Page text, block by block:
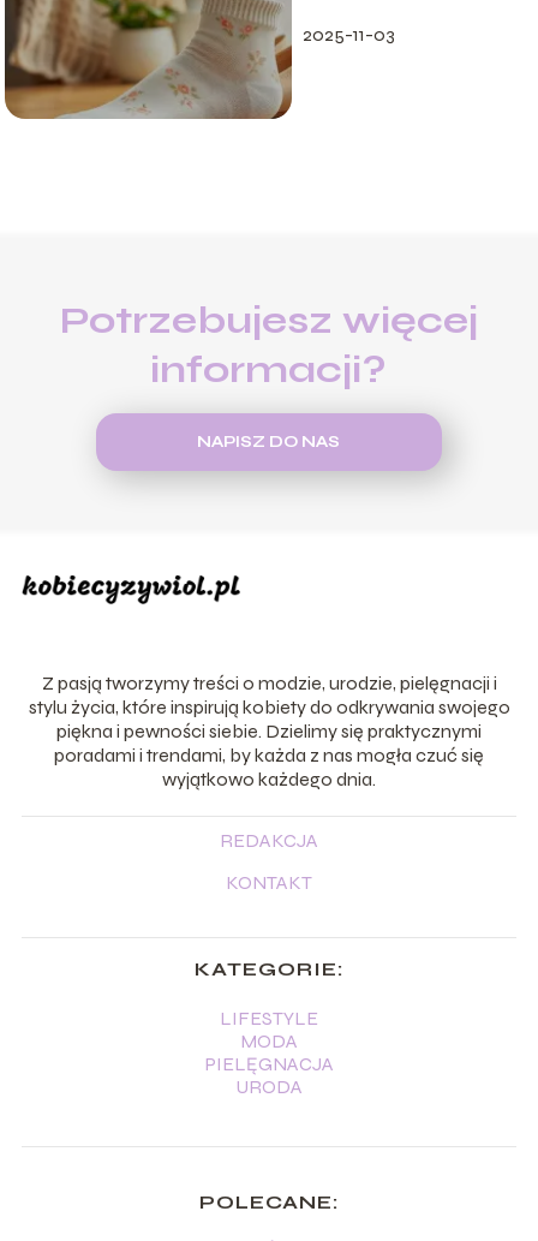
2025-11-03
Potrzebujesz więcej
informacji?
NAPISZ DO NAS
Z pasją tworzymy treści o modzie, urodzie, pielęgnacji i
stylu życia, które inspirują kobiety do odkrywania swojego
piękna i pewności siebie. Dzielimy się praktycznymi
poradami i trendami, by każda z nas mogła czuć się
wyjątkowo każdego dnia.
REDAKCJA
KONTAKT
KATEGORIE:
LIFESTYLE
MODA
PIELĘGNACJA
URODA
POLECANE: